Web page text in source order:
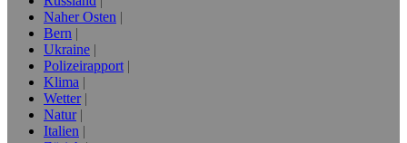
Naher Osten
Bern
Ukraine
Polizeirapport
Klima
Wetter
Natur
Italien